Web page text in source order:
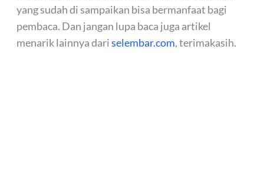
yang sudah di sampaikan bisa bermanfaat bagi
pembaca. Dan jangan lupa baca juga artikel
menarik lainnya dariselembar.com, terimakasih.